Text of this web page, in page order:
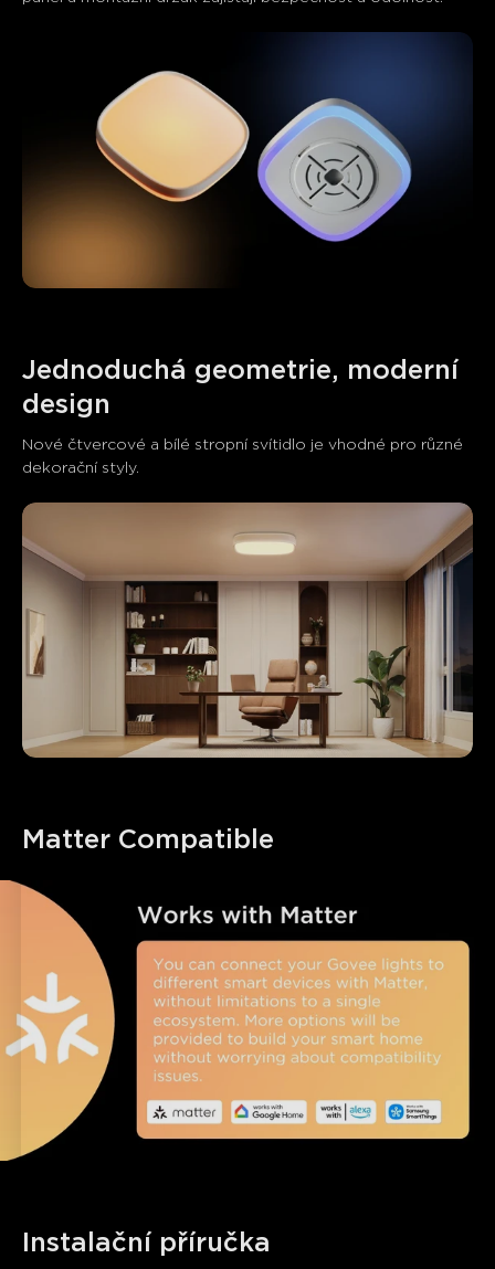
Jednoduchá geometrie, moderní
design
Nové čtvercové a bílé stropní svítidlo je vhodné pro různé
dekorační styly.
Matter Compatible
Instalační příručka
close